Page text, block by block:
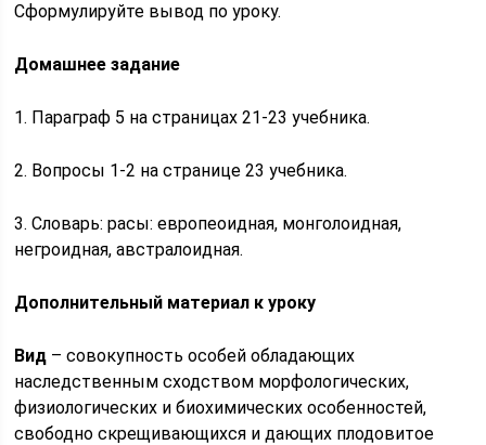
Сформулируйте вывод по уроку.
Домашнее задание
1. Параграф 5 на страницах 21-23 учебника.
2. Вопросы 1-2 на странице 23 учебника.
3. Словарь: расы: европеоидная, монголоидная,
негроидная, австралоидная.
Дополнительный материал к уроку
Вид – совокупность особей обладающих
наследственным сходством морфологических,
физиологических и биохимических особенностей,
свободно скрещивающихся и дающих плодовитое